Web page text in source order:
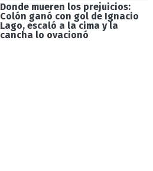
Donde mueren los prejuicios:
Colón ganó con gol de Ignacio
Lago, escaló a la cima y la
cancha lo ovacionó